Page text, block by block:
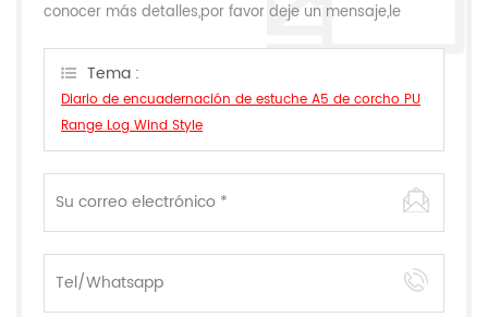
conocer más detalles,por favor deje un mensaje,le
Tema :
Diario de encuadernación de estuche A5 de corcho PU
Range Log Wind Style